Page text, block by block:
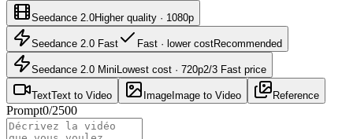
Seedance 2.0Higher quality · 1080p
Seedance 2.0 Fast Fast · lower costRecommended
Seedance 2.0 Mini Lowest cost · 720p2/3 Fast price
TextText to Video Image Image to Video Reference
Prompt0/2500